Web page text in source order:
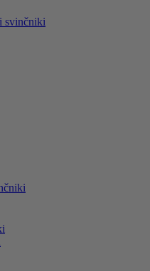
svinčniki